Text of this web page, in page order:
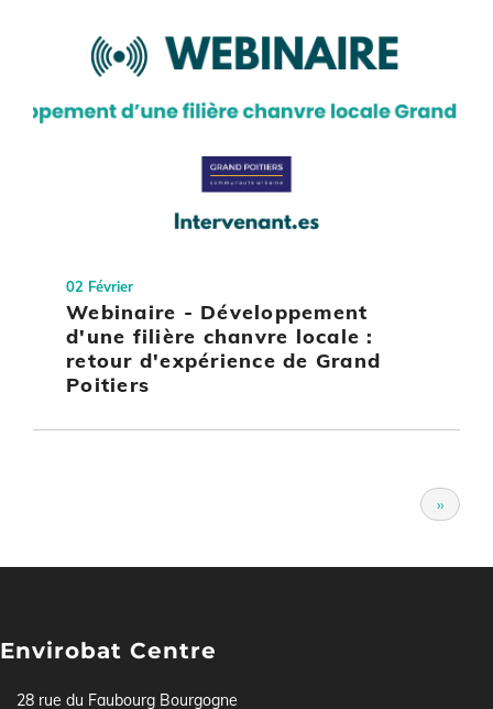
02 Février
Webinaire - Développement
d'une filière chanvre locale :
retour d'expérience de Grand
Poitiers
Page
suivante
››
Envirobat Centre
28 rue du Faubourg Bourgogne